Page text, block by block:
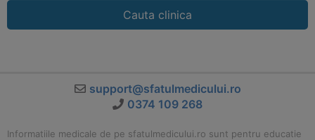
Cauta clinica
support@sfatulmedicului.ro
0374 109 268
Informatiile medicale de pe sfatulmedicului.ro sunt pentru educatie